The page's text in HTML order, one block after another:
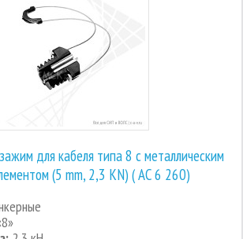
для кабеля типа 8 с металлическим
(5 mm, 2,3 KN) ( AC 6 260)